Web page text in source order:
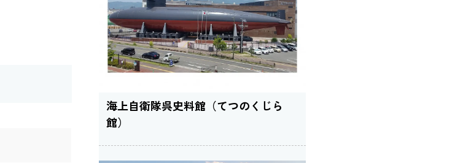
海上自衛隊呉史料館（てつのくじら
館）